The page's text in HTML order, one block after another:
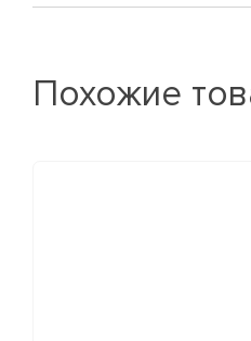
Похожие